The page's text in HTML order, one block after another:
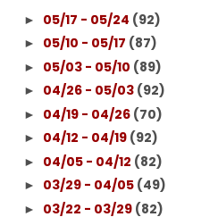
► 05/17 - 05/24 (92)
► 05/10 - 05/17 (87)
► 05/03 - 05/10 (89)
► 04/26 - 05/03 (92)
► 04/19 - 04/26 (70)
► 04/12 - 04/19 (92)
► 04/05 - 04/12 (82)
► 03/29 - 04/05 (49)
► 03/22 - 03/29 (82)